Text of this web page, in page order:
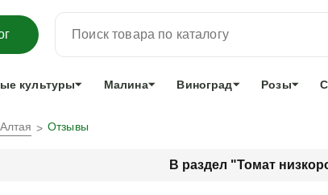
=ЗАБРОНИРОВАТЬЛУЧШЕЕ
Гарантии
культуры Малина Виноград Розы
Отзывы
В раздел "Томат